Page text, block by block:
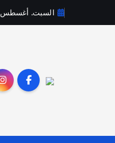
السبت. أغسطس 8th, 2026